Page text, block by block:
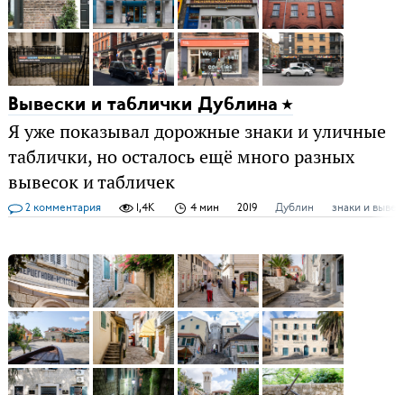
Вывески и таблички Дублина
Я уже показывал дорожные знаки и уличные
таблички, но осталось ещё много разных
вывесок и табличек
2 комментария 1,4K 4 мин 2019 Дублин знаки и